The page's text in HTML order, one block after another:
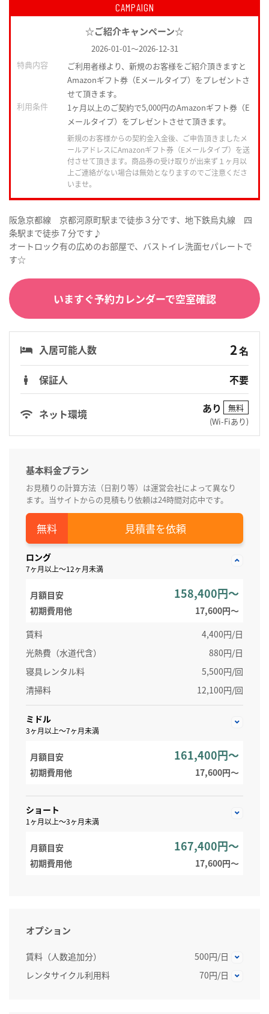
CAMPAIGN
☆ご紹介キャンペーン☆
2026-01-01～2026-12-31
特典内容
ご利用者様より、新規のお客様をご紹介頂きますと
Amazonギフト券（Eメールタイプ）をプレゼントさ
せて頂きます。
利用条件
1ヶ月以上のご契約で5,000円のAmazonギフト券（E
メールタイプ）をプレゼントさせて頂きます。
新規のお客様からの契約金入金後、ご申告頂きましたメ
ールアドレスにAmazonギフト券（Eメールタイプ）を送
付させて頂きます。商品券の受け取りが出来ず１ヶ月以
上ご連絡がない場合は無効となりますのでご注意くださ
いませ。
阪急京都線 京都河原町駅まで徒歩３分です、地下鉄烏丸線 四
条駅まで徒歩７分です♪
オートロック有の広めのお部屋で、バストイレ洗面セパレートで
す☆
いますぐ予約カレンダーで空室確認
入居可能人数 2名
保証人
不要
ネット環境 あり
無料
(Wi-Fiあり)
基本料金プラン
お見積りの計算方法（日割り等）は運営会社によって異なり
ます。当サイトからの見積もり依頼は24時間対応中です。
見積書を依頼
ロング
7ヶ月以上～12ヶ月未満
月額目安 158,400円～
初期費用他
17,600円〜
賃料
4,400円/日
光熱費（水道代含）
880円/日
寝具レンタル料
5,500円/回
清掃料
12,100円/回
ミドル
3ヶ月以上～7ヶ月未満
月額目安 161,400円～
初期費用他 17,600円〜
ショート
1ヶ月以上～3ヶ月未満
月額目安 167,400円～
初期費用他 17,600円〜
オプション
賃料（人数追加分）
500円/日
レンタサイクル利用料
70円/日